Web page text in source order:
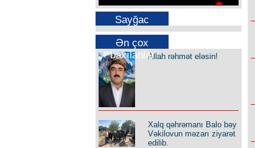
Sayğac
Ən çox
baxılanlarAllah rəhmət eləsin!
Xalq qəhrəmanı Balo bəy
Vəkilovun məzarı ziyarət
edilib.